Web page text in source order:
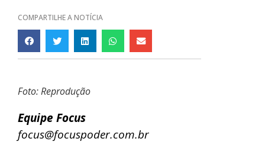
COMPARTILHE A NOTÍCIA
Foto: Reprodução
Equipe Focus
focus@focuspoder.com.br